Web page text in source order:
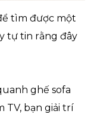
tìm được một
tự tin rằng đây
ghế sofa
TV, bạn giải trí